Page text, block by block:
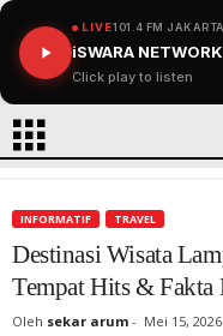
LIVE101.4 FM JAKARTA
iSWARA NETWORK
Click play to listen
INFORMATIF TRAVEL
Destinasi Wisata
Tempat Hits &
Oleh sekar arum - Mei 15, 2026